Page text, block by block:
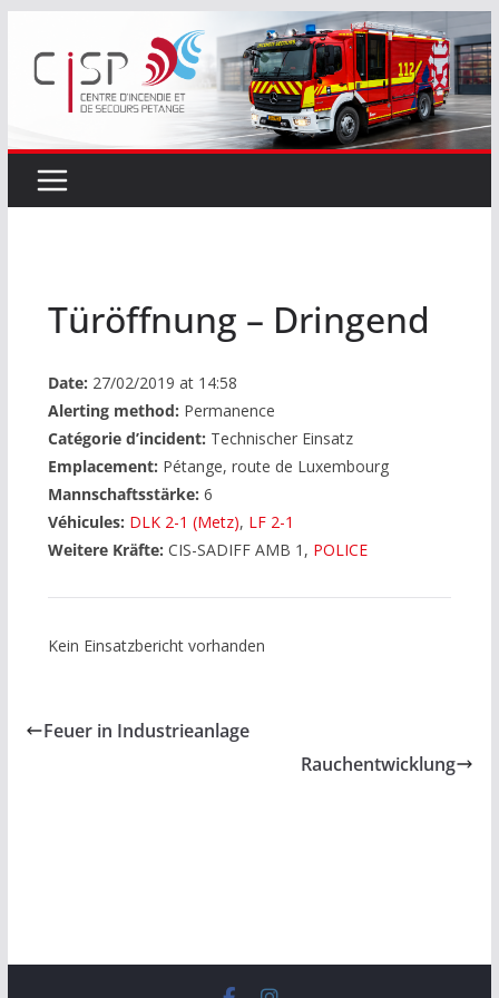
contenu
Türöffnung – Dringend
Date: 27/02/2019 at 14:58
Alerting method: Permanence
Catégorie d’incident: Technischer Einsatz
Emplacement: Pétange, route de Luxembourg
Mannschaftsstärke: 6
Véhicules: DLK 2-1 (Metz), LF 2-1
Weitere Kräfte: CIS-SADIFF AMB 1, POLICE
Kein Einsatzbericht vorhanden
Feuer in Industrieanlage
Rauchentwicklung